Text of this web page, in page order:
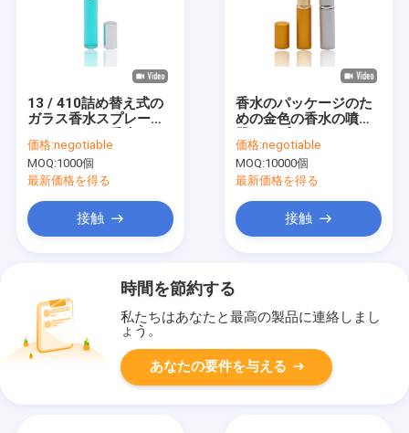
13 / 410詰め替え式の
ガラス香水スプレーは
プレーヤーのびん10ml
をびん詰めにします
価格:negotiable
MOQ:1000個
最新価格を得る
接触
香水のパッケージのた
めの金色の香水の噴霧
構造5mlを補充して下
さい
価格:negotiable
MOQ:10000個
最新価格を得る
接触
時間を節約する
私たちはあなたと最高の製品に連絡しまし
ょう。
あなたの要件を与える